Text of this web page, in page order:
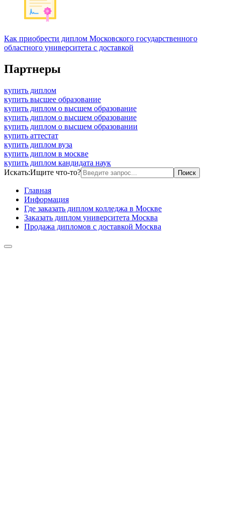
Как приобрести диплом Московского государственного
областного университета с доставкой
Партнеры
купить диплом
купить высшее образование
купить диплом о высшем образование
купить диплом о высшем образование
купить диплом о высшем образовании
купить аттестат
купить диплом вуза
купить диплом в москве
купить диплом кандидата наук
Искать:Ищите что-то?
Главная
Информация
Где заказать диплом колледжа в Москве
Заказать диплом университета Москва
Продажа дипломов с доставкой Москва